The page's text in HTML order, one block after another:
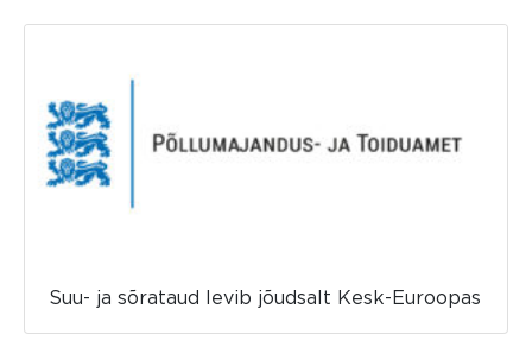
Suu- ja sõrataud levib jõudsalt Kesk-Euroopas